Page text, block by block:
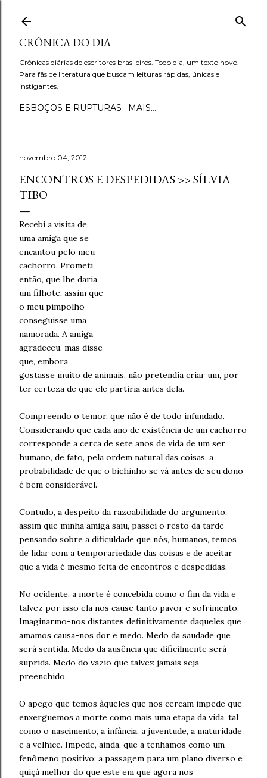
CRÔNICA DO DIA
Crônicas diárias de escritores brasileiros. Todo dia, um texto novo.
Para fãs de literatura que buscam leituras rápidas, únicas e
instigantes.
ESBOÇOS E RUPTURAS MAIS…
novembro 04, 2012
ENCONTROS E DESPEDIDAS >> SÍLVIA
TIBO
Recebi a visita de
uma amiga que se
encantou pelo meu
cachorro. Prometi,
então, que lhe daria
um filhote, assim que
o meu pimpolho
conseguisse uma
namorada. A amiga
agradeceu, mas disse
que, embora
gostasse muito de animais, não pretendia criar um, por
ter certeza de que ele partiria antes dela.
Compreendo o temor, que não é de todo infundado.
Considerando que cada ano de existência de um cachorro
corresponde a cerca de sete anos de vida de um ser
humano, de fato, pela ordem natural das coisas, a
probabilidade de que o bichinho se vá antes de seu dono
é bem considerável.
Contudo, a despeito da razoabilidade do argumento,
assim que minha amiga saiu, passei o resto da tarde
pensando sobre a dificuldade que nós, humanos, temos
de lidar com a temporariedade das coisas e de aceitar
que a vida é mesmo feita de encontros e despedidas.
No ocidente, a morte é concebida como o fim da vida e
talvez por isso ela nos cause tanto pavor e sofrimento.
Imaginarmo-nos distantes definitivamente daqueles que
amamos causa-nos dor e medo. Medo da saudade que
será sentida. Medo da ausência que dificilmente será
suprida. Medo do vazio que talvez jamais seja
preenchido.
O apego que temos àqueles que nos cercam impede que
enxerguemos a morte como mais uma etapa da vida, tal
como o nascimento, a infância, a juventude, a maturidade
e a velhice. Impede, ainda, que a tenhamos como um
fenômeno positivo: a passagem para um plano diverso e
quiçá melhor do que este em que agora nos